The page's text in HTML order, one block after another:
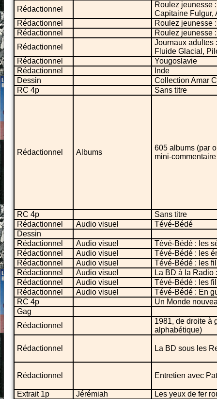
Rédactionnel
Roulez jeunesse
Capitaine Fulgur,
Rédactionnel
Roulez jeunesse
Rédactionnel
Roulez jeunesse
Rédactionnel
Journaux adultes
Fluide Glacial,
Rédactionnel
Yougoslavie
Rédactionnel
Inde
Dessin
Collection Amar
RC 4p
Sans titre
Rédactionnel Albums
605 albums (par
mini-commentaire
RC 4p
Sans titre
Rédactionnel
Audio visuel
Tévé-Bédé
Dessin
Rédactionnel
Audio visuel
Tévé-Bédé : les
Rédactionnel
Audio visuel
Tévé-Bédé : les
Rédactionnel
Audio visuel
Tévé-Bédé : les
Rédactionnel
Audio visuel
La BD à la Radio
Rédactionnel
Audio visuel
Tévé-Bédé : les
Rédactionnel
Audio visuel
Tévé-Bédé : En
RC 4p
Un Monde
Gag
Rédactionnel
1981, de droite à
alphabétique)
Rédactionnel La BD sous les
Rédactionnel Entretien avec
Extrait 1p Jérémiah
Les yeux de fer